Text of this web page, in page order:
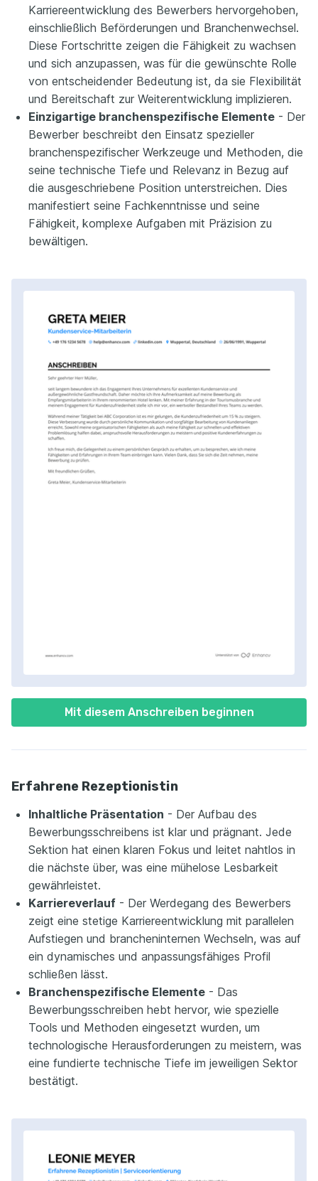
Mit diesem Anschreiben beginnen
Karriereentwicklung des Bewerbers hervorgehoben,
einschließlich Beförderungen und Branchenwechsel.
Diese Fortschritte zeigen die Fähigkeit zu wachsen
und sich anzupassen, was für die gewünschte Rolle
von entscheidender Bedeutung ist, da sie Flexibilität
und Bereitschaft zur Weiterentwicklung implizieren.
Einzigartige branchenspezifische Elemente - Der
Bewerber beschreibt den Einsatz spezieller
branchenspezifischer Werkzeuge und Methoden, die
seine technische Tiefe und Relevanz in Bezug auf
die ausgeschriebene Position unterstreichen. Dies
manifestiert seine Fachkenntnisse und seine
Fähigkeit, komplexe Aufgaben mit Präzision zu
bewältigen.
Erfahrene Rezeptionistin
Inhaltliche Präsentation - Der Aufbau des
Bewerbungsschreibens ist klar und prägnant. Jede
Sektion hat einen klaren Fokus und leitet nahtlos in
die nächste über, was eine mühelose Lesbarkeit
gewährleistet.
Karriereverlauf - Der Werdegang des Bewerbers
zeigt eine stetige Karriereentwicklung mit parallelen
Aufstiegen und brancheninternen Wechseln, was auf
ein dynamisches und anpassungsfähiges Profil
schließen lässt.
Branchenspezifische Elemente - Das
Bewerbungsschreiben hebt hervor, wie spezielle
Tools und Methoden eingesetzt wurden, um
technologische Herausforderungen zu meistern, was
eine fundierte technische Tiefe im jeweiligen Sektor
bestätigt.